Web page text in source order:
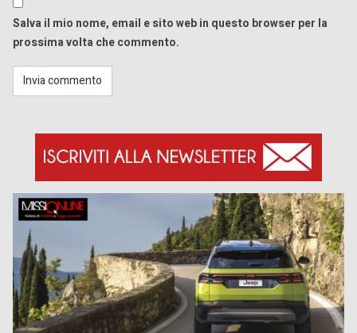
Salva il mio nome, email e sito web in questo browser per la
prossima volta che commento.